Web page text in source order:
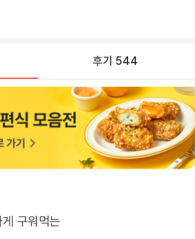
후기 544
구워먹는